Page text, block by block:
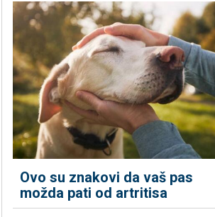
Ovo su znakovi da vaš pas
možda pati od artritisa